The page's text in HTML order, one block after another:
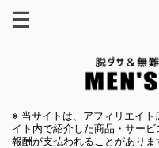
※ 当サイトは、アフィリエイ
イト内で紹介した商品・サー
報酬が支払われることがありま